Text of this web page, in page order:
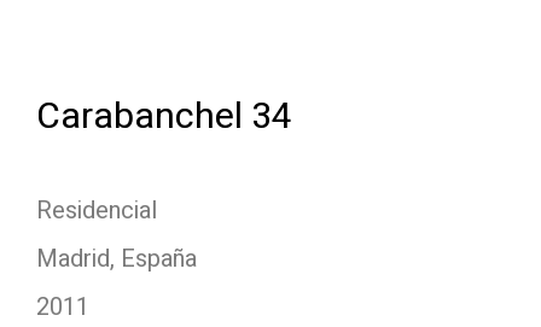
Carabanchel 34
Residencial
Madrid, España
2011